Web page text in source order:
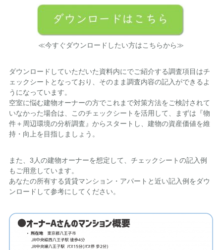
≪今すぐダウンロードしたい方はこちらから≫
ダウンロードしていただいた資料内にでご紹介する調査項目はチ
ェックシートとなっており、そのまま調査内容の記入ができるよ
うになっています。
空室に悩む建物オーナーの方でこれまで対策方法をご検討されて
いなかった場合は、このチェックシートを活用して、まずは『物
件＋周辺環境の分析調査』からスタートし、建物の資産価値を維
持・向上を目指しましょう。
また、3人の建物オーナーを想定して、チェックシートの記入例
もご用意しています。
あなたの所有する賃貸マンション・アパートと近い記入例をダウ
ンロードして参考にしてください。